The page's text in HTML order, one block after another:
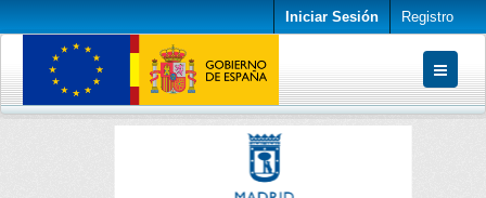
Iniciar Sesión Registro
Conjuntos de datos